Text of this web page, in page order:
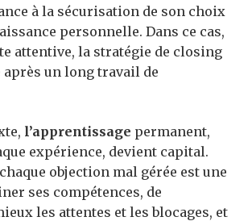
à la sécurisation de son choix
personnelle. Dans ce cas,
attentive, la stratégie de closing
après un long travail de
l’apprentissage permanent,
expérience, devient capital.
objection mal gérée est une
ses compétences, de
les attentes et les blocages, et